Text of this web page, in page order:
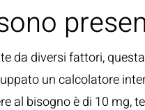
diversi fattori,
un calcolatore
al bisogno è di 10